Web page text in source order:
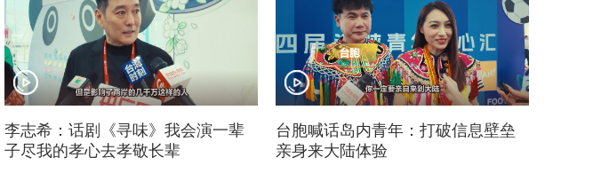
李志希：话剧《寻味》我会演一辈
子尽我的孝心去孝敬长辈
台胞喊话岛内青年：打破信息壁垒
亲身来大陆体验